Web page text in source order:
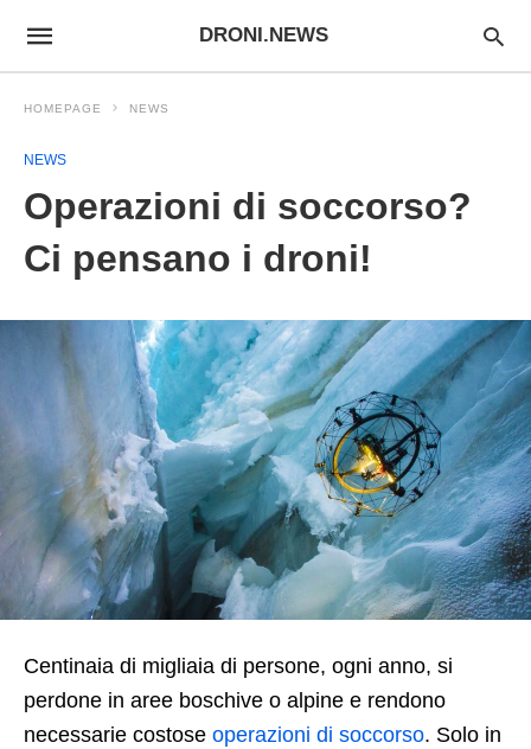
DRONI.NEWS
HOMEPAGE NEWS
NEWS
Operazioni di soccorso?
Ci pensano i droni!
Centinaia di migliaia di persone, ogni anno, si
perdone in aree boschive o alpine e rendono
necessarie costose operazioni di soccorso. Solo in